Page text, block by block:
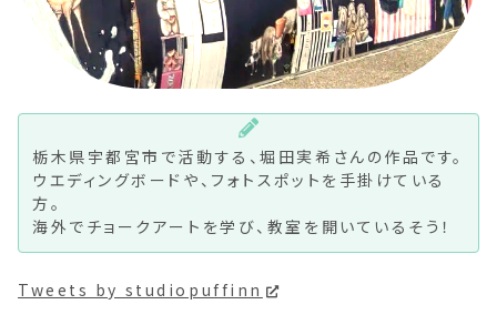
栃木県宇都宮市で活動する、堀田実希さんの作品です。
ウエディングボードや、フォトスポットを手掛けている
方。
海外でチョークアートを学び、教室を開いているそう！
Tweets by studiopuffinn